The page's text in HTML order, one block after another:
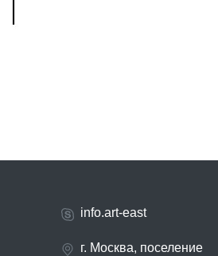
info.art-east
г. Москва, поселение